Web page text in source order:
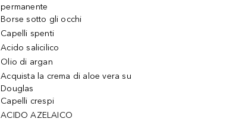
permanente
Borse sotto gli occhi
Capelli spenti
Acido salicilico
Olio di argan
Acquista la crema di aloe vera su
Douglas
Capelli crespi
ACIDO AZELAICO